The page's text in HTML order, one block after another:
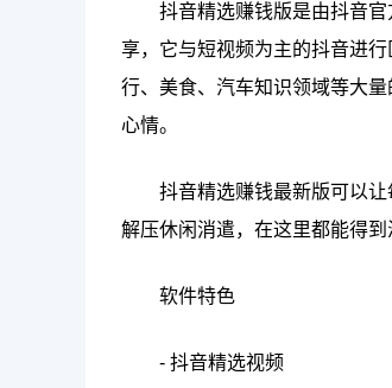
抖音精选赚钱版是由抖音
享，它与短视频为主的抖音进
行、美食、汽车知识领域等大
心情。
抖音精选赚钱最新版可以
解压休闲消遣，在这里都能得到
软件特色
- 抖音精选视频